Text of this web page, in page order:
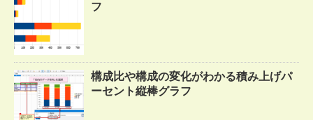
フ
構成比や構成の変化がわかる積み上げパ
ーセント縦棒グラフ